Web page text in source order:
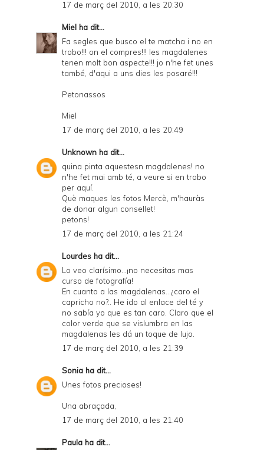
17 de març del 2010, a les 20:30
Miel ha dit...
Fa segles que busco el te matcha i no en
trobo!!! on el compres!!! les magdalenes
tenen molt bon aspecte!!! jo n'he fet unes
també, d'aqui a uns dies les posaré!!!
Petonassos
Miel
17 de març del 2010, a les 20:49
Unknown ha dit...
quina pinta aquestesn magdalenes! no
n'he fet mai amb té, a veure si en trobo
per aquí.
Què maques les fotos Mercè, m'hauràs
de donar algun consellet!
petons!
17 de març del 2010, a les 21:24
Lourdes ha dit...
Lo veo clarísimo...¡no necesitas mas
curso de fotografía!
En cuanto a las magdalenas...¿caro el
capricho no?.. He ido al enlace del té y
no sabía yo que es tan caro. Claro que el
color verde que se vislumbra en las
magdalenas les dá un toque de lujo.
17 de març del 2010, a les 21:39
Sonia ha dit...
Unes fotos precioses!
Una abraçada,
17 de març del 2010, a les 21:40
Paula ha dit...